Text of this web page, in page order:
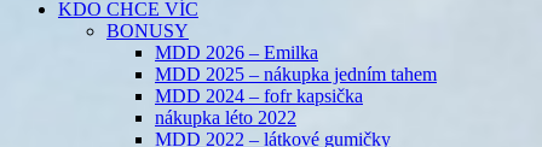
KDO CHCE VÍC
BONUSY
MDD 2026 – Emilka
MDD 2025 – nákupka jedním tahem
MDD 2024 – fofr kapsička
nákupka léto 2022
MDD 2022 – látkové gumičky